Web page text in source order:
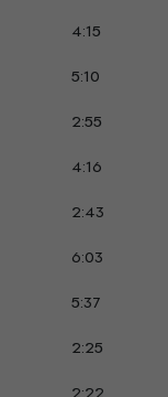
4:15
5:10
2:55
4:16
2:43
6:03
5:37
2:25